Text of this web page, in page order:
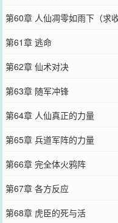
第60章 人仙凋零如雨下（求
第61章 逃命
第62章 仙术对决
第63章 随军冲锋
第64章 人仙真正的力量
第65章 兵道军阵的力量
第66章 完全体火鸦阵
第67章 各方反应
第68章 虎臣的死与活